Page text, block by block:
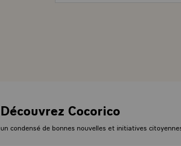
tirer après deux jours
devant vous, mesdames et
bien que c'est ma
le -plan international £ leur
réunir. Cela a dû leur arriver
Découvrez Cocorico
un condensé de bonnes nouvelles et initiatives